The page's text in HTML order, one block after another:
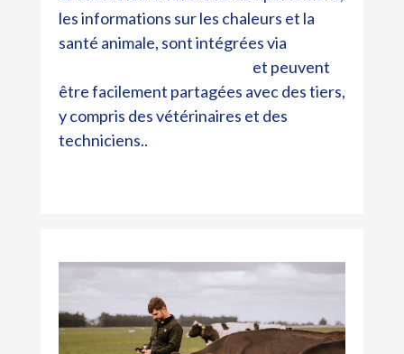
les informations sur les chaleurs et la
santé animale, sont intégrées via
et peuvent
être facilement partagées avec des tiers,
y compris des vétérinaires et des
techniciens..